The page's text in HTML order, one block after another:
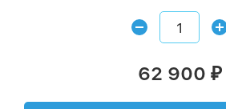
62 900 ₽